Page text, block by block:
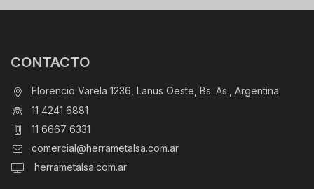
CONTACTO
Florencio Varela 1236, Lanus Oeste, Bs. As., Argentina
11 4241 6881
11 6667 6331
comercial@herrametalsa.com.ar
herrametalsa.com.ar